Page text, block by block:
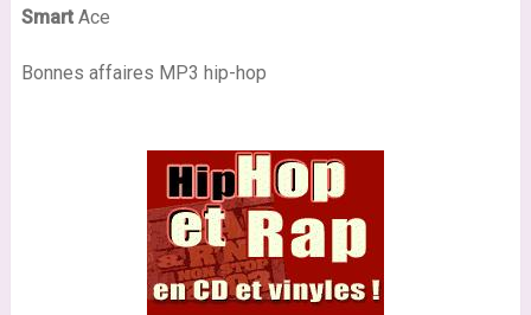
SmartAce
Bonnes affaires MP3 hip-hop